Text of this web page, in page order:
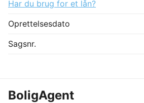
Har du brug for et lån?
Oprettelsesdato
Sagsnr.
BoligAgent